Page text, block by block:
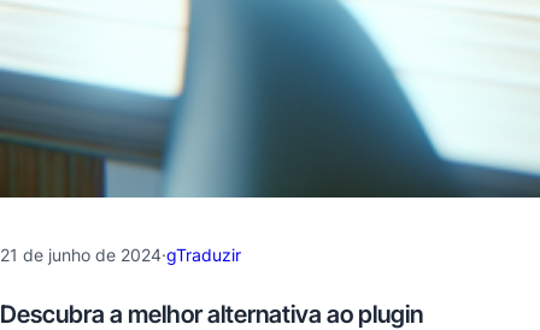
21 de junho de 2024·gTraduzir
Descubra a melhor alternativa ao plugin